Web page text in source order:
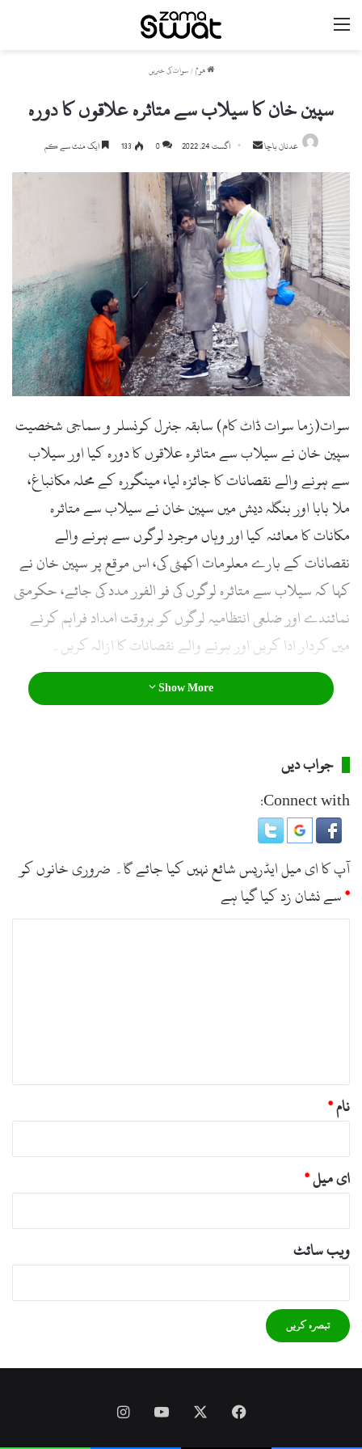
مینو
ھوم / سوات کی خبریں
سپین خان کا سیلاب سے متاثرہ علاقوں کا دورہ
عدنان باچا
Send
email
اگست 24, 2022 0
133 ایک منٹ سے کم
سوات(زما سوات ڈاٹ کام) سابقہ جنرل کونسلر و سماجی شخصیت
سپین خان نے سیلاب سے متاثرہ علاقوں کا دورہ کیا اور سیلاب
سے ہونے والے نقصانات کا جائزہ لیا، مینگورہ کے محلہ مکانباغ،
ملا بابا اور بنگلہ دیش میں سپین خان نے سیلاب سے متاثرہ
مکانات کا معائنہ کیا اور وہاں موجود لوگوں سے ہونے والے
نقصانات کے بارے معلومات اکھٹی کی، اس موقع پر سپین خان نے
کہا کہ سیلاب سے متاثرہ لوگوں کی فو الفور مدد کی جائے، حکومتی
نمائندے اور ضلعی انتظامیہ لوگوں کو بروقت امداد فراہم کرنے
میں کردار ادا کریں اور ہونے والے نقصانات کا ازالہ کریں۔
Show More
جواب دیں
Connect with:
آپ کا ای میل ایڈریس شائع نہیں کیا جائے گا۔ ضروری خانوں کو
*سے نشان زد کیا گیا ہے
نام*
ای میل*
ویب‌ سائٹ
Facebook
YouTube
Instagram